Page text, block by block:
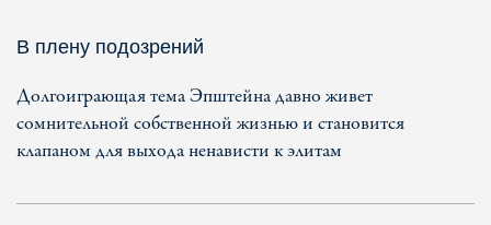
В плену подозрений
Долгоиграющая тема Эпштейна давно живет
сомнительной собственной жизнью и становится
клапаном для выхода ненависти к элитам